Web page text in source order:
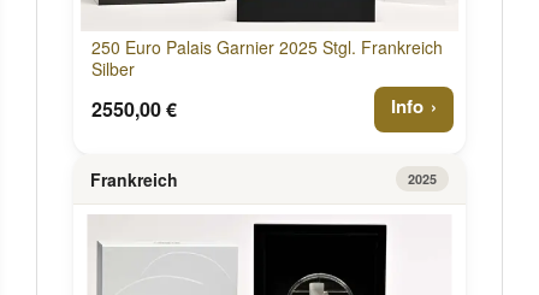
250 Euro Palais Garnier 2025 Stgl. Frankreich
Silber
2550,00 € Info
Frankreich 2025